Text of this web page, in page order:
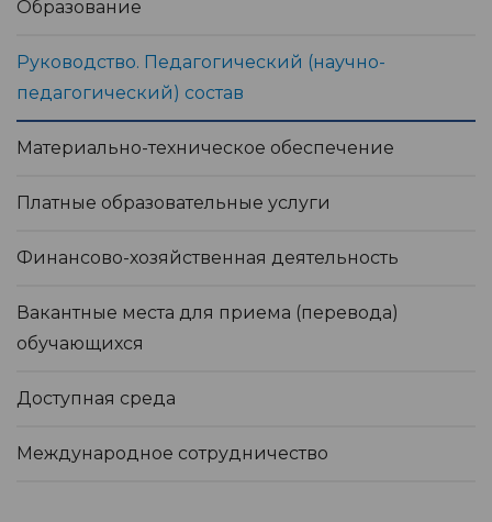
Образование
Руководство. Педагогический (научно-
педагогический) состав
Материально-техническое обеспечение
Платные образовательные услуги
Финансово-хозяйственная деятельность
Вакантные места для приема (перевода)
обучающихся
Доступная среда
Международное сотрудничество